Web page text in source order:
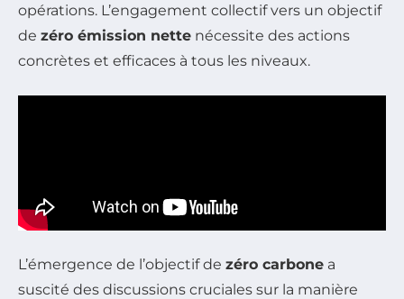
opérations. L’engagement collectif vers un objectif
de zéro émission nette nécessite des actions
concrètes et efficaces à tous les niveaux.
L’émergence de l’objectif de zéro carbone a
suscité des discussions cruciales sur la manière